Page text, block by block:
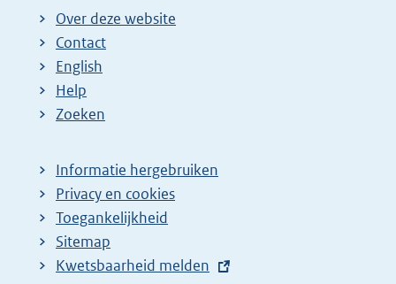
Over deze website
Contact
English
Help
Zoeken
Informatie hergebruiken
Privacy en cookies
Toegankelijkheid
Sitemap
E
Kwetsbaarheid melden